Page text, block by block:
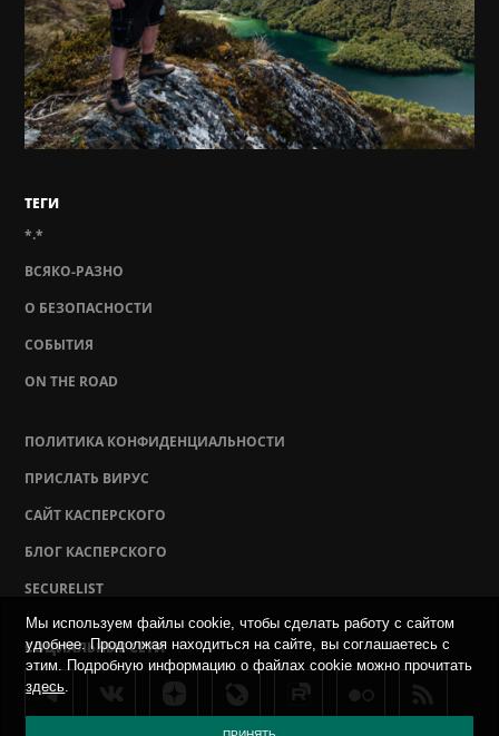
ТЕГИ
*.*
ВСЯКО-РАЗНО
О БЕЗОПАСНОСТИ
СОБЫТИЯ
ON THE ROAD
ПОЛИТИКА КОНФИДЕНЦИАЛЬНОСТИ
ПРИСЛАТЬ ВИРУС
САЙТ КАСПЕРСКОГО
БЛОГ КАСПЕРСКОГО
SECURELIST
СОЦИАЛЬНЫЕ СЕТИ
Мы используем файлы cookie, чтобы сделать работу с сайтом
удобнее. Продолжая находиться на сайте, вы соглашаетесь с
этим. Подробную информацию о файлах cookie можно прочитать
здесь.